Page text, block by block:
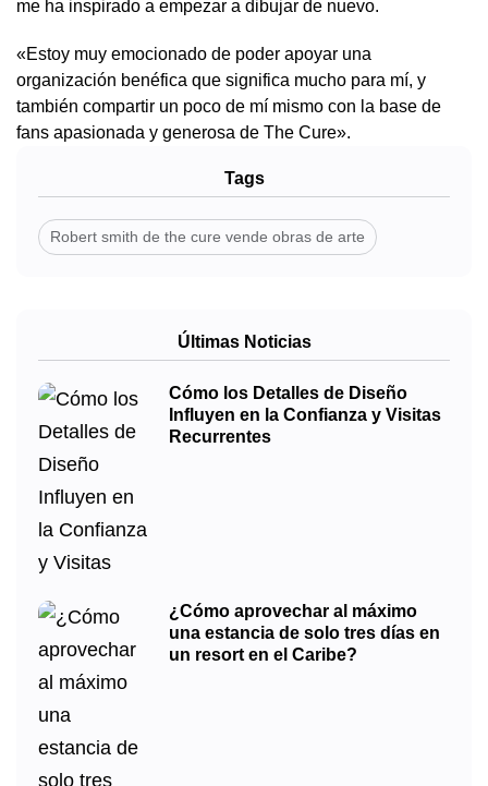
me ha inspirado a empezar a dibujar de nuevo.
«Estoy muy emocionado de poder apoyar una
organización benéfica que significa mucho para mí, y
también compartir un poco de mí mismo con la base de
fans apasionada y generosa de The Cure».
Tags
Robert smith de the cure vende obras de arte
Últimas Noticias
Cómo los Detalles de Diseño
Influyen en la Confianza y Visitas
Recurrentes
¿Cómo aprovechar al máximo
una estancia de solo tres días en
un resort en el Caribe?